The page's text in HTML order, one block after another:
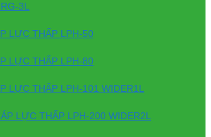
3L
LỰC THẤP LPH-50
LỰC THẤP LPH-80
LỰC THẤP LPH-101 WIDER1L
LỰC THẤP LPH-200 WIDER2L